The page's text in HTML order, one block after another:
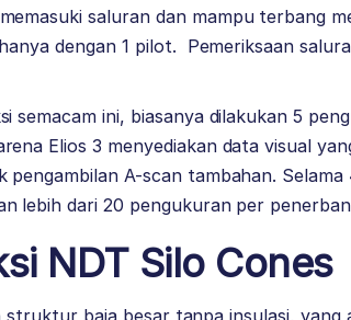
saluran dan mampu terbang
dengan 1 pilot. Pemeriksaan
semacam ini, biasanya dilakukan 5
Elios 3 menyediakan data visual
pengambilan A-scan tambahan.
lebih dari 20 pengukuran per
NDT Silo Cones